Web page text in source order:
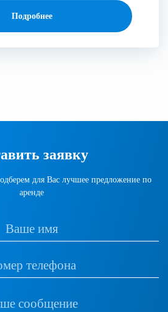
Подробнее
заявку
для Вас лучшее предложение по
аренде